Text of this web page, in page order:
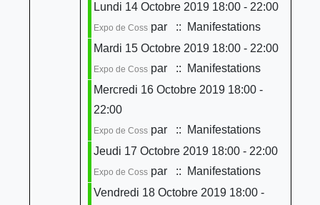
Lundi 14 Octobre 2019 18:00 - 22:00
Expo de Cosspar
:: Manifestations
Mardi 15 Octobre 2019 18:00 - 22:00
Expo de Cosspar
:: Manifestations
Mercredi 16 Octobre 2019 18:00 -
22:00
Expo de Cosspar
:: Manifestations
Jeudi 17 Octobre 2019 18:00 - 22:00
Expo de Cosspar
:: Manifestations
Vendredi 18 Octobre 2019 18:00 -